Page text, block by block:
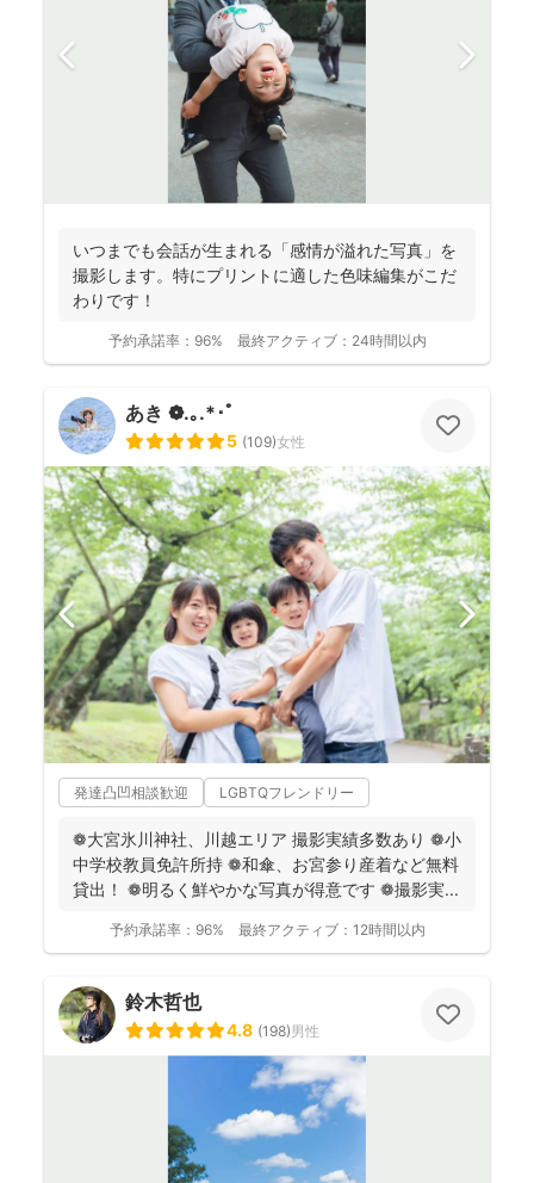
いつまでも会話が生まれる「感情が溢れた写真」を
撮影します。特にプリントに適した色味編集がこだ
わりです！
予約承諾率： 96% 最終アクティブ： 24時間以内
あき ❁.｡.*･ﾟ
5 (109)女性
発達凸凹相談歓迎 LGBTQフレンドリー
❁大宮氷川神社、川越エリア 撮影実績多数あり ❁小
中学校教員免許所持 ❁和傘、お宮参り産着など無料
貸出！ ❁明るく鮮やかな写真が得意です ❁撮影実...
予約承諾率： 96% 最終アクティブ： 12時間以内
鈴木哲也
4.8 (198)男性